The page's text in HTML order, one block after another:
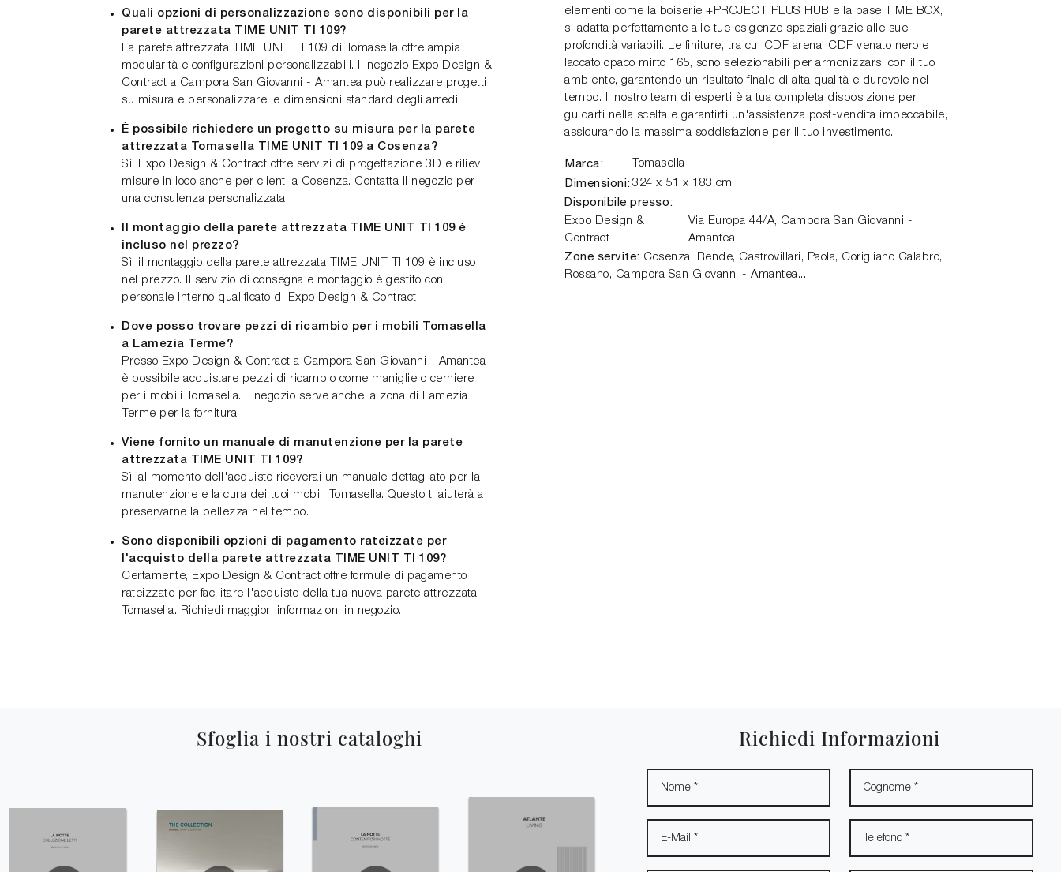
Quali opzioni di personalizzazione sono disponibili per la
parete attrezzata TIME UNIT TI 109?
La parete attrezzata TIME UNIT TI 109 di Tomasella offre ampia
modularità e configurazioni personalizzabili. Il negozio Expo Design &
Contract a Campora San Giovanni - Amantea può realizzare progetti
su misura e personalizzare le dimensioni standard degli arredi.
È possibile richiedere un progetto su misura per la parete
attrezzata Tomasella TIME UNIT TI 109 a Cosenza?
Sì, Expo Design & Contract offre servizi di progettazione 3D e rilievi
misure in loco anche per clienti a Cosenza. Contatta il negozio per
una consulenza personalizzata.
Il montaggio della parete attrezzata TIME UNIT TI 109 è
incluso nel prezzo?
Sì, il montaggio della parete attrezzata TIME UNIT TI 109 è incluso
nel prezzo. Il servizio di consegna e montaggio è gestito con
personale interno qualificato di Expo Design & Contract.
Dove posso trovare pezzi di ricambio per i mobili Tomasella
a Lamezia Terme?
Presso Expo Design & Contract a Campora San Giovanni - Amantea
è possibile acquistare pezzi di ricambio come maniglie o cerniere
per i mobili Tomasella. Il negozio serve anche la zona di Lamezia
Terme per la fornitura.
Viene fornito un manuale di manutenzione per la parete
attrezzata TIME UNIT TI 109?
Sì, al momento dell'acquisto riceverai un manuale dettagliato per la
manutenzione e la cura dei tuoi mobili Tomasella. Questo ti aiuterà a
preservarne la bellezza nel tempo.
Sono disponibili opzioni di pagamento rateizzate per
l'acquisto della parete attrezzata TIME UNIT TI 109?
Certamente, Expo Design & Contract offre formule di pagamento
rateizzate per facilitare l'acquisto della tua nuova parete attrezzata
Tomasella. Richiedi maggiori informazioni in negozio.
elementi come la boiserie +PROJECT PLUS HUB e la base TIME BOX,
si adatta perfettamente alle tue esigenze spaziali grazie alle sue
profondità variabili. Le finiture, tra cui CDF arena, CDF venato nero e
laccato opaco mirto 165, sono selezionabili per armonizzarsi con il tuo
ambiente, garantendo un risultato finale di alta qualità e durevole nel
tempo. Il nostro team di esperti è a tua completa disposizione per
guidarti nella scelta e garantirti un'assistenza post-vendita impeccabile,
assicurando la massima soddisfazione per il tuo investimento.
Marca: Tomasella
Dimensioni: 324 x 51 x 183 cm
Disponibile presso:
Expo Design &
Contract
Via Europa 44/A, Campora San Giovanni -
Amantea
Zone servite: Cosenza, Rende, Castrovillari, Paola, Corigliano Calabro,
Rossano, Campora San Giovanni - Amantea...
Sfoglia i nostri cataloghi Richiedi Informazioni